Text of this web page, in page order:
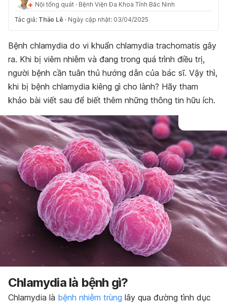
Nội tổng quát · Bệnh Viện Đa Khoa Tỉnh Bắc Ninh
Tác giả: Thảo Lê · Ngày cập nhật: 03/04/2025
Bệnh chlamydia do vi khuẩn chlamydia trachomatis gây
ra. Khi bị viêm nhiễm và đang trong quá trình điều trị,
người bệnh cần tuân thủ hướng dẫn của bác sĩ. Vậy thì,
khi bị bệnh chlamydia kiêng gì cho lành? Hãy tham
khảo bài viết sau để biết thêm những thông tin hữu ích.
Chlamydia là bệnh gì?
Chlamydia là bệnh nhiễm trùng lây qua đường tình dục